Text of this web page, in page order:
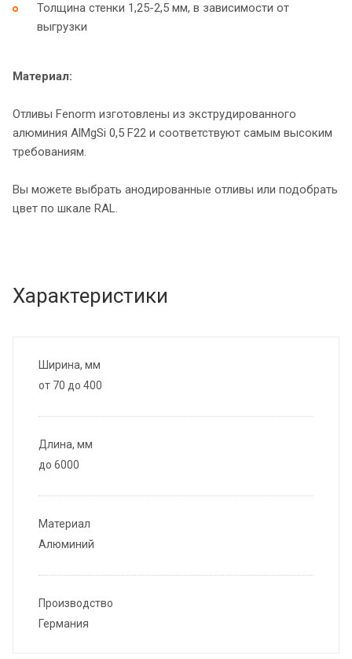
Толщина стенки 1,25-2,5 мм, в зависимости от
выгрузки
Материал:
Отливы Fenorm изготовлены из экструдированного
алюминия AlMgSi 0,5 F22 и соответствуют самым высоким
требованиям.
Вы можете выбрать анодированные отливы или подобрать
цвет по шкале RAL.
Характеристики
Ширина, мм
от 70 до 400
Длина, мм
до 6000
Материал
Алюминий
Производство
Германия